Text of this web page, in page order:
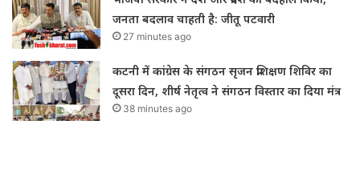
जनता बदलाव चाहती है: जीतू पटवारी
27 minutes ago
कटनी में कांग्रेस के संगठन सृजन प्रशिक्षण शिविर का
दूसरा दिन, शीर्ष नेतृत्व ने संगठन विस्तार का दिया मंत्र
38 minutes ago